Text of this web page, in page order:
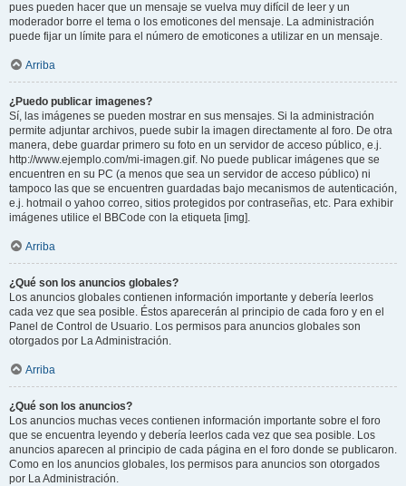
pues pueden hacer que un mensaje se vuelva muy difícil de leer y un
moderador borre el tema o los emoticones del mensaje. La administración
puede fijar un límite para el número de emoticones a utilizar en un mensaje.
Arriba
¿Puedo publicar imagenes?
Sí, las imágenes se pueden mostrar en sus mensajes. Si la administración
permite adjuntar archivos, puede subir la imagen directamente al foro. De otra
manera, debe guardar primero su foto en un servidor de acceso público, e.j.
http://www.ejemplo.com/mi-imagen.gif. No puede publicar imágenes que se
encuentren en su PC (a menos que sea un servidor de acceso público) ni
tampoco las que se encuentren guardadas bajo mecanismos de autenticación,
e.j. hotmail o yahoo correo, sitios protegidos por contraseñas, etc. Para exhibir
imágenes utilice el BBCode con la etiqueta [img].
Arriba
¿Qué son los anuncios globales?
Los anuncios globales contienen información importante y debería leerlos
cada vez que sea posible. Éstos aparecerán al principio de cada foro y en el
Panel de Control de Usuario. Los permisos para anuncios globales son
otorgados por La Administración.
Arriba
¿Qué son los anuncios?
Los anuncios muchas veces contienen información importante sobre el foro
que se encuentra leyendo y debería leerlos cada vez que sea posible. Los
anuncios aparecen al principio de cada página en el foro donde se publicaron.
Como en los anuncios globales, los permisos para anuncios son otorgados
por La Administración.